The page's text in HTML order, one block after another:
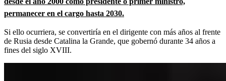
permanecer en el cargo hasta 2030.
Si ello ocurriera, se convertiría en el dirigente con más años al frente
de Rusia desde Catalina la Grande, que gobernó durante 34 años a
fines del siglo XVIII.